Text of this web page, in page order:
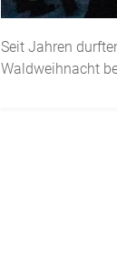
Seit Jahren
Waldweihnacht